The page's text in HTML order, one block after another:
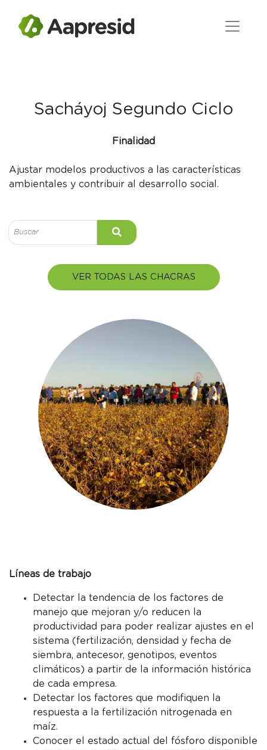
Sacháyoj Segundo Ciclo
Finalidad
Ajustar modelos productivos a las características
ambientales y contribuir al desarrollo social.
VER TODAS LAS CHACRAS
Líneas de trabajo
Detectar la tendencia de los factores de
manejo que mejoran y/o reducen la
productividad para poder realizar ajustes en el
sistema (fertilización, densidad y fecha de
siembra, antecesor, genotipos, eventos
climáticos) a partir de la información histórica
de cada empresa.
Detectar los factores que modifiquen la
respuesta a la fertilización nitrogenada en
maíz.
Conocer el estado actual del fósforo disponible